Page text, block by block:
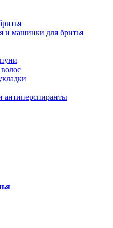
и машинки для бритья
антиперспиранты